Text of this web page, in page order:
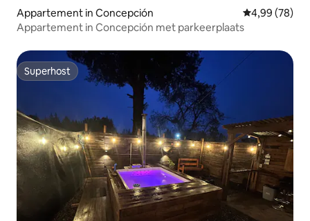
Appartement in Concepción Gemiddelde
4,99 (78)
Appartement in Concepción met parkeerplaats
Superhost
Superhost